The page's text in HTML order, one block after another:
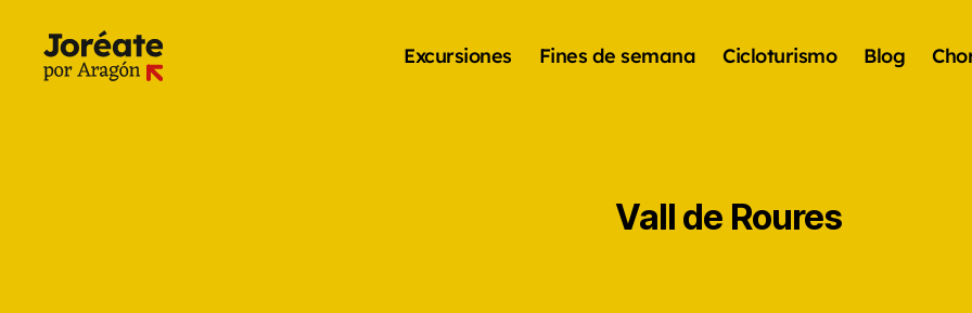
Excursiones Fines de semana Cicloturismo Blog
Vall de Roures